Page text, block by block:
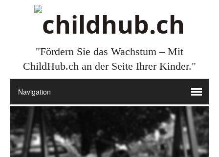
"Fördern Sie das Wachstum – Mit
ChildHub.ch an der Seite Ihrer Kinder."